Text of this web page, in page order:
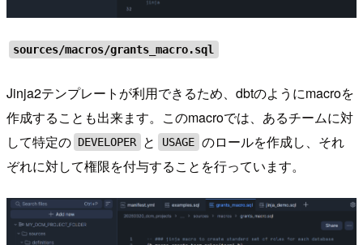
sources/macros/grants_macro.sql
Jinja2テンプレートが利用できるため、dbtのようにmacroを
作成することも出来ます。このmacroでは、あるチームに対
して特定の DEVELOPER と USAGE のロールを作成し、それ
ぞれに対して権限を付与することを行っています。